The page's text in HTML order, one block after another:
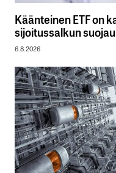
Käänteinen ETF on
sijoitussalkun
6.8.2026